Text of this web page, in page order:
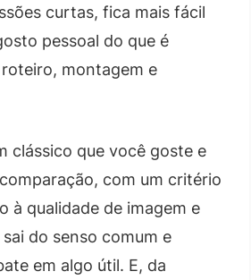
curtas, fica mais fácil
pessoal do que é
montagem e
clássico que você goste e
com um critério
à qualidade de imagem e
do senso comum e
em algo útil. E, da